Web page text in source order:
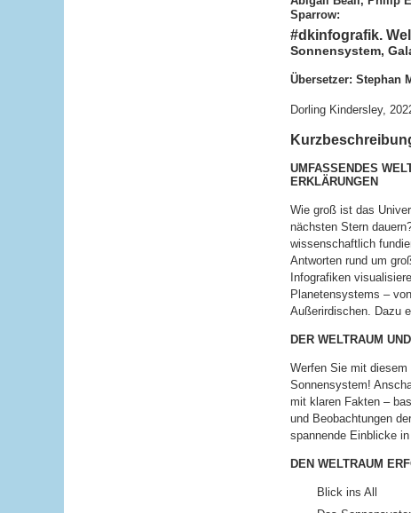
Sparrow:
#dkinfografik.
Sonnensystem,
Übersetzer: Stephan
Dorling Kindersley,
UMFASSENDES
ERKLÄRUNGEN
Wie groß ist das
nächsten Stern
wissenschaftlich
Antworten rund um
Infografiken
Planetensystems –
Außerirdischen. Dazu
DER WELTRAUM
Werfen Sie mit
Sonnensystem!
mit klaren Fakten –
und Beobachtungen
spannende Einblicke
DEN WELTRAUM
Blick ins All